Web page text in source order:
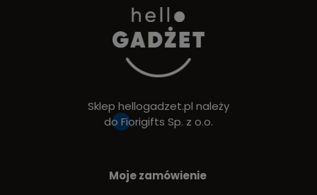
Sklep hellogadzet.pl należy
do Fiorigifts Sp. z o.o.
Moje zamówienie